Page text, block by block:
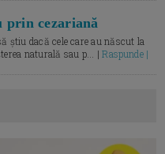
prin cezariană
știu dacă cele care au născut la
naturală sau p... |Raspunde |